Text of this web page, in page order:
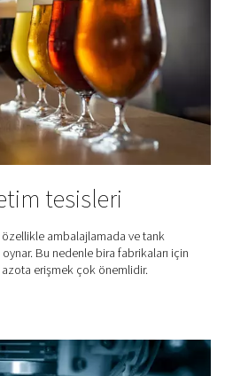
Lazer Kesim
lazer kesimden üflemek için azot
azot oksijeni kesme
ve temiz bir son kat sağlar.